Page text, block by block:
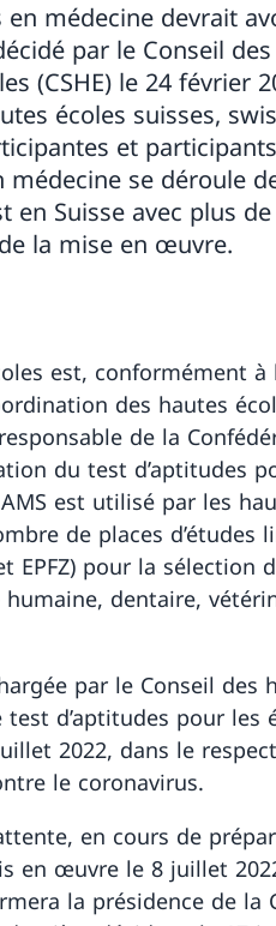
en médecine devrait
par le Conseil
(CSHE) le 24 février
écoles suisses,
et
se déroule
Suisse avec plus
la mise en œuvre.
est, conformément
des hautes
de la
du test d’aptitudes
est utilisé par les
de places d’études
EPFZ) pour la sélection
dentaire,
par le Conseil des
d’aptitudes pour les
2022, dans le
le coronavirus.
en cours de
en œuvre le 8 juillet
la présidence de la